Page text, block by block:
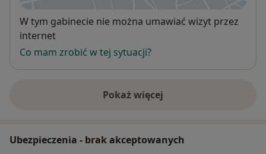
Dostępność
W tym gabinecie nie można umawiać wizyt przez
internet
Co mam zrobić w tej sytuacji?
Pokaż więcej
o adresie
Ubezpieczenia - brak akceptowanych